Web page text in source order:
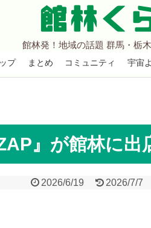
館林く
館林発！地域の話題 群馬・栃
プ まとめ コミュニティ 宇宙
』が館林に出
2026/6/19 2026/7/7